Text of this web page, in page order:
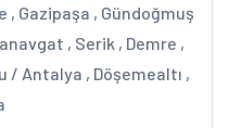
, Gazipaşa , Gündoğmuş
, Serik , Demre ,
/ Antalya , Döşemealtı ,